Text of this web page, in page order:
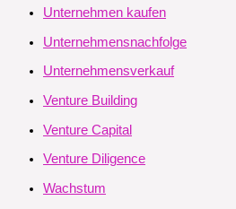
Unternehmen kaufen
Unternehmensnachfolge
Unternehmensverkauf
Venture Building
Venture Capital
Venture Diligence
Wachstum